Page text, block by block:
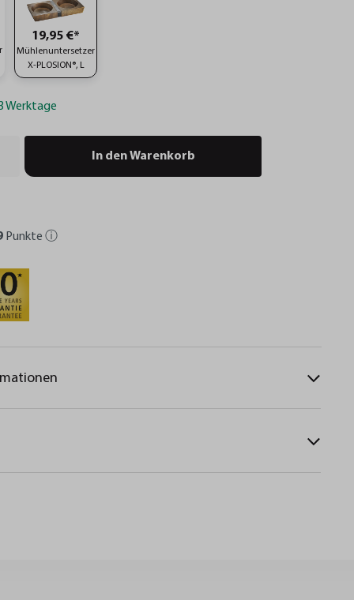
19,95 €*
Mühlenuntersetzer
X-PLOSION®, L
Werktage
In den Warenkorb
Punkte ⓘ